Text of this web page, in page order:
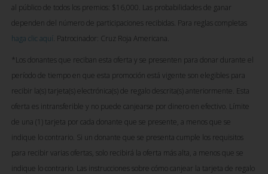
al público de todos los premios: $16,000. Las probabilidades de ganar
dependen del número de participaciones recibidas. Para reglas completas
haga clic aquí. Patrocinador: Cruz Roja Americana.
*Los donantes que reciban esta oferta y se presenten para donar durante el
período de tiempo en que esta promoción está vigente son elegibles para
recibir la(s) tarjeta(s) electrónica(s) de regalo descrita(s) anteriormente. Esta
oferta es intransferible y no puede canjearse por dinero en efectivo. Límite
de una (1) tarjeta por cada donante que se presente, a menos que se
indique lo contrario. Si un donante que se presenta cumple los requisitos
para recibir varias ofertas, solo recibirá la oferta más alta, a menos que se
indique lo contrario. Las instrucciones sobre cómo canjear la tarjeta de regalo